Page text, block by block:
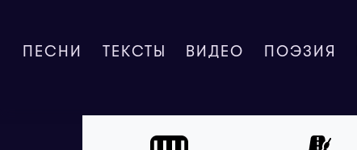
ПЕСНИ ТЕКСТЫ ВИДЕО ПОЭЗИЯ